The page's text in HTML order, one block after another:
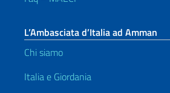
L’Ambasciata d’Italia ad Amman
Chi siamo
Italia e Giordania